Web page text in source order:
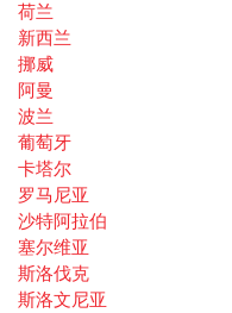
荷兰
新西兰
挪威
阿曼
波兰
葡萄牙
卡塔尔
罗马尼亚
沙特阿拉伯
塞尔维亚
斯洛伐克
斯洛文尼亚